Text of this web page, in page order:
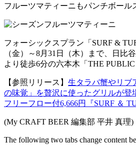
フルーツマティーニもパンチボール
フォーシックスプラン「SURF &
（金）～8月31日（木）まで、日比
より徒歩6分の六本木「THE PUBLIC
【参照リリース】 生タラバ蟹やリブ
の味覚」を贅沢に使ったグリルが登
フリーフロー付6,666円『SURF ＆
(My CRAFT BEER 編集部 平井 真理)
The following two tabs change content